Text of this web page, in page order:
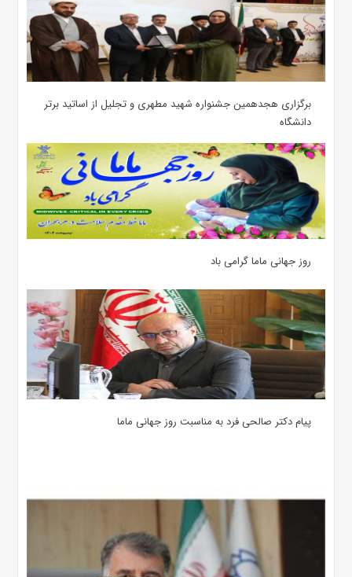
برگزاری هجدهمین جشنواره شهید مطهری و تجلیل از اساتید برتر
دانشگاه
روز جهانی ماما گرامی باد
پیام دکتر صالحی فرد به مناسبت روز جهانی ماما